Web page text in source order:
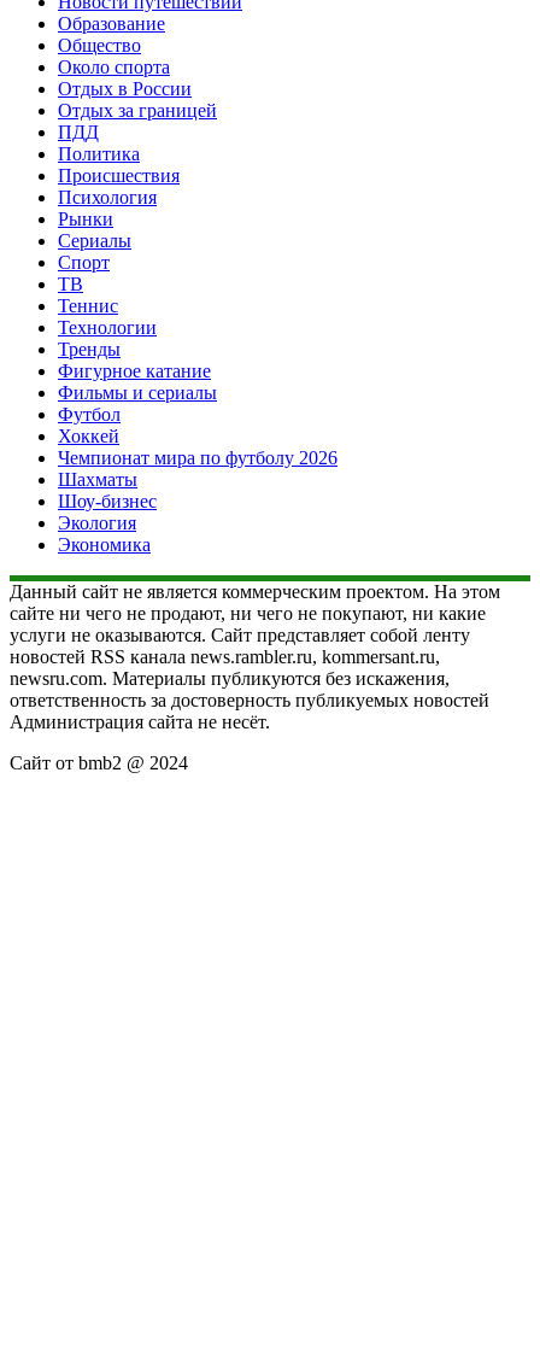
Образование
Общество
Около спорта
Отдых в России
Отдых за границей
ПДД
Политика
Происшествия
Психология
Рынки
Сериалы
Спорт
ТВ
Теннис
Технологии
Тренды
Фигурное катание
Фильмы и сериалы
Футбол
Хоккей
Чемпионат мира по футболу 2026
Шахматы
Шоу-бизнес
Экология
Экономика
Данный сайт не является коммерческим проектом. На этом
сайте ни чего не продают, ни чего не покупают, ни какие
услуги не оказываются. Сайт представляет собой ленту
новостей RSS канала news.rambler.ru, kommersant.ru,
newsru.com. Материалы публикуются без искажения,
ответственность за достоверность публикуемых новостей
Администрация сайта не несёт.
Сайт от bmb2 @ 2024